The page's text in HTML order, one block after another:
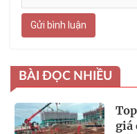
Gửi bình luận
BÀI ĐỌC NHIỀU
giá